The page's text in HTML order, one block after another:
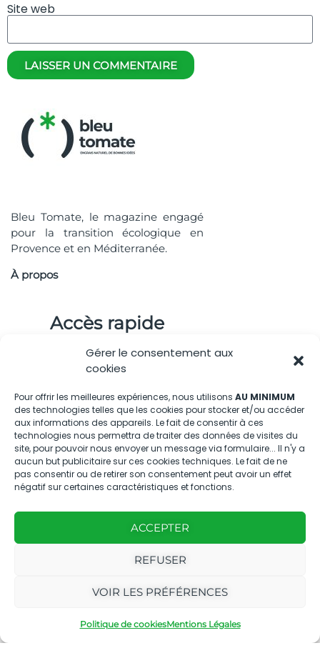
Gérer le consentement aux
cookies
Pour offrir les meilleures expériences, nous utilisons AU MINIMUM
des technologies telles que les cookies pour stocker et/ou accéder
aux informations des appareils. Le fait de consentir à ces
technologies nous permettra de traiter des données de visites du
site, pour pouvoir nous envoyer un message via formulaire... Il n'y a
aucun but publicitaire sur ces cookies techniques. Le fait de ne
pas consentir ou de retirer son consentement peut avoir un effet
négatif sur certaines caractéristiques et fonctions.
ACCEPTER
REFUSER
VOIR LES PRÉFÉRENCES
Politique de cookiesMentions Légales
Site web
LAISSER UN COMMENTAIRE
Bleu Tomate, le magazine engagé
pour la transition écologique en
Provence et en Méditerranée.
À propos
Accès rapide
Nous contacter
04.88.08.75.28
contactBT@bleu-tomate.fr
Kit média
Kit média Bleu Tomate